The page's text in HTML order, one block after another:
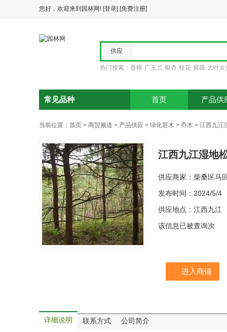
您好，欢迎来到园林网! [登录] [免费注册]
供应
求购
热门搜索： 香樟 广玉兰 银杏 桂花 紫薇 大叶女
首页 产品供
常见品种
当前位置： 首页 > 商贸频道 > 产品供应 > 绿化苗木 > 乔木 > 江西九江
江西九江湿地
供应商家：柴桑区马
发布时间：2024/5/4
供应地点：江西九江
该信息已被查询次
进入商铺
详细说明 联系方式 公司简介